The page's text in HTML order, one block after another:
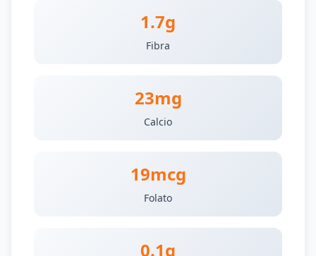
1.7g
Fibra
23mg
Calcio
19mcg
Folato
0.1g